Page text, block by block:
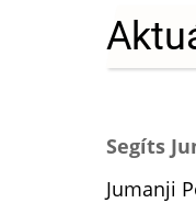
Segíts
Jumanji